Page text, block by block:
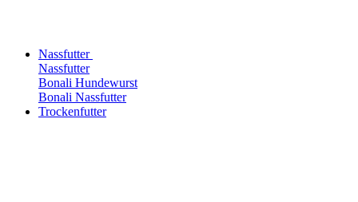
Nassfutter
Nassfutter
Bonali Hundewurst
Bonali Nassfutter
Trockenfutter